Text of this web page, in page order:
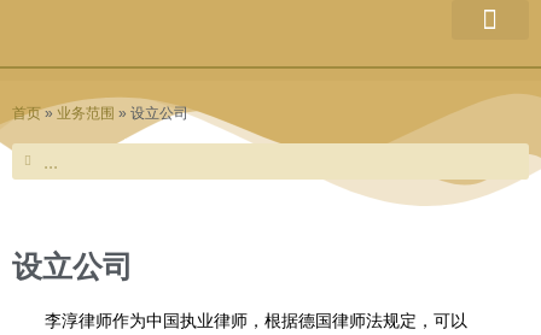
内
首页» 业务范围 » 设立公司
Search
Search
设立公司
李淳律师作为中国执业律师，根据德国律师法规定，可以